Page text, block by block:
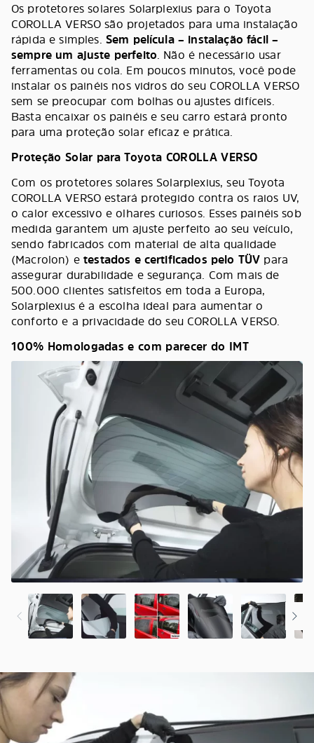
Os protetores solares Solarplexius para o Toyota
COROLLA VERSO são projetados para uma instalação
rápida e simples. Sem película – instalação fácil –
sempre um ajuste perfeito. Não é necessário usar
ferramentas ou cola. Em poucos minutos, você pode
instalar os painéis nos vidros do seu COROLLA VERSO
sem se preocupar com bolhas ou ajustes difíceis.
Basta encaixar os painéis e seu carro estará pronto
para uma proteção solar eficaz e prática.
Proteção Solar para Toyota COROLLA VERSO
Com os protetores solares Solarplexius, seu Toyota
COROLLA VERSO estará protegido contra os raios UV,
o calor excessivo e olhares curiosos. Esses painéis sob
medida garantem um ajuste perfeito ao seu veículo,
sendo fabricados com material de alta qualidade
(Macrolon) etestados e certificados pelo TÜV para
assegurar durabilidade e segurança. Com mais de
500.000 clientes satisfeitos em toda a Europa,
Solarplexius é a escolha ideal para aumentar o
conforto e a privacidade do seu COROLLA VERSO.
100% Homologadas e com parecer do IMT